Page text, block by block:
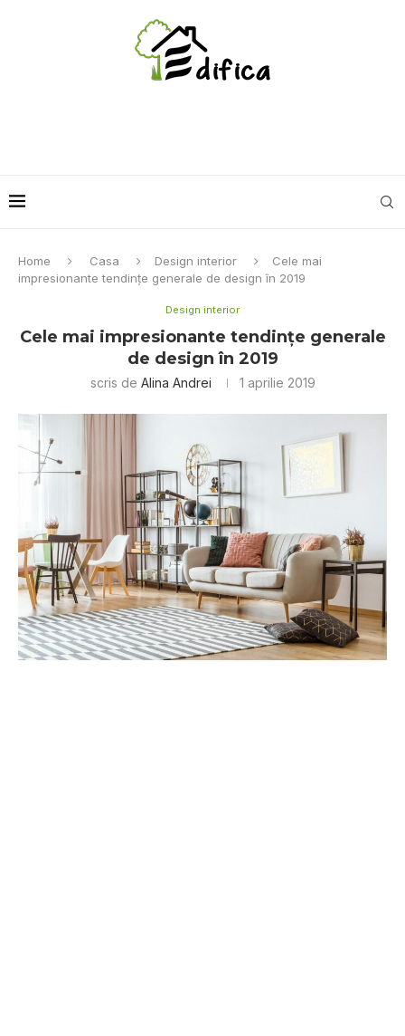
Home Casa Design interior
Cele mai
impresionante tendinţe generale de design în 2019
Design interior
Cele mai impresionante tendinţe generale
de design în 2019
scris de Alina Andrei 1 aprilie 2019